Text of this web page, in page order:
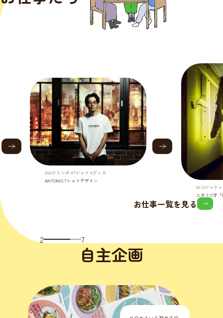
#山口トンボ #Tシャツ #グッズ
ANTONIO Tシャツデザイン
#CDジャケ
ニガミ17才
2 7
お仕事一覧を見る
自主企画